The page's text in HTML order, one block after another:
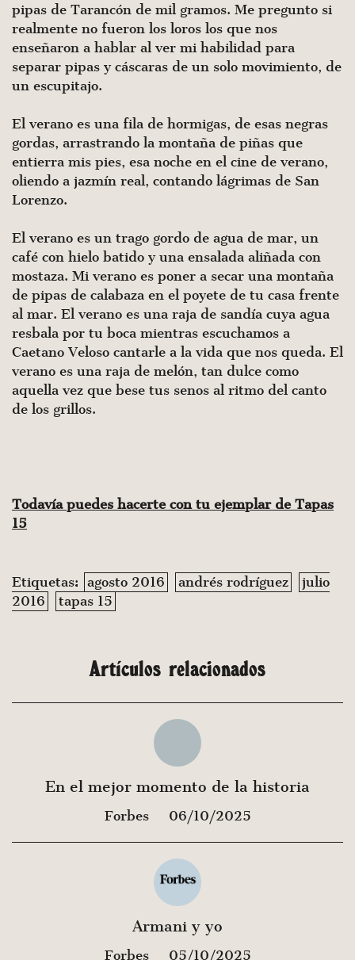
pipas de Tarancón de mil gramos. Me pregunto si
realmente no fueron los loros los que nos
enseñaron a hablar al ver mi habilidad para
separar pipas y cáscaras de un solo movimiento, de
un escupitajo.
El verano es una fila de hormigas, de esas negras
gordas, arrastrando la montaña de piñas que
entierra mis pies, esa noche en el cine de verano,
oliendo a jazmín real, contando lágrimas de San
Lorenzo.
El verano es un trago gordo de agua de mar, un
café con hielo batido y una ensalada aliñada con
mostaza. Mi verano es poner a secar una montaña
de pipas de calabaza en el poyete de tu casa frente
al mar. El verano es una raja de sandía cuya agua
resbala por tu boca mientras escuchamos a
Caetano Veloso cantarle a la vida que nos queda. El
verano es una raja de melón, tan dulce como
aquella vez que bese tus senos al ritmo del canto
de los grillos.
Todavía puedes hacerte con tu ejemplar de Tapas
15
Etiquetas: agosto 2016 andrés rodríguez
julio
2016
tapas 15
Artículos relacionados
En el mejor momento de la historia
Forbes 06/10/2025
Armani y yo
Forbes 05/10/2025